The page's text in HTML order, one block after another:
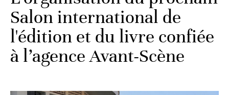
Salon international de
l'édition et du livre confiée
à l’agence Avant-Scène